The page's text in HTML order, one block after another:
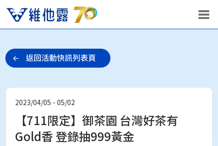
2023/04/05 - 05/02
【711限定】御茶園 台灣好茶有
Gold香 登錄抽999黃金